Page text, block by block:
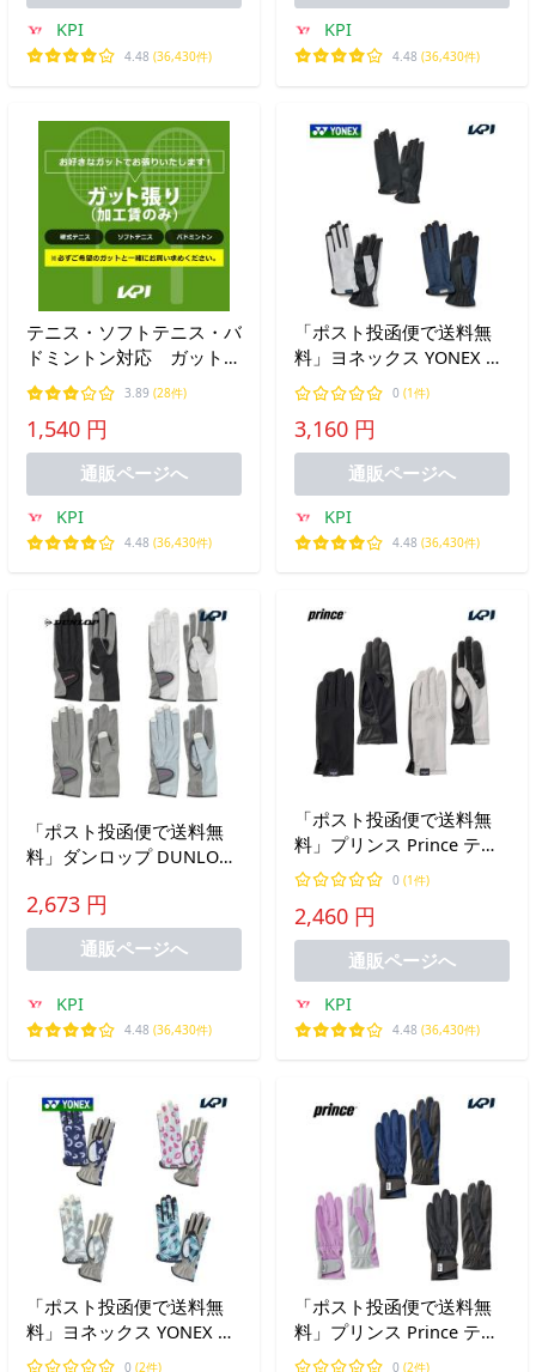
KPI
4.48 (36,430件)
KPI
4.48 (36,430件)
テニス・ソフトテニス・バ
ドミントン対応 ガット張
り 加工賃のみ kpi-special-
gut ガット張り
3.89 (28件)
1,540 円
通販ページへ
KPI
4.48 (36,430件)
「ポスト投函便で送料無
料」ヨネックス YONEX テ
ニス手袋・グローブ テニ
スグローブ AC276
0 (1件)
3,160 円
通販ページへ
KPI
4.48 (36,430件)
「ポスト投函便で送料無
料」ダンロップ DUNLOP
ィース ナノフロント テニ
スグローブ 両手セット 手
のひら穴あき ネイルスル
2,673 円
通販ページへ
KPI
4.48 (36,430件)
「ポスト投函便で送料無
料」プリンス Prince テニ
ス手袋・グローブ レディ
ース ロンググローブ 穴あ
き PG998
0 (1件)
2,460 円
通販ページへ
KPI
4.48 (36,430件)
「ポスト投函便で送料無
料」ヨネックス YONEX テ
ニス手袋・グローブ テニ
0 (2件)
「ポスト投函便で送料無
料」プリンス Prince テニ
ス手袋・グローブ レディ
0 (2件)